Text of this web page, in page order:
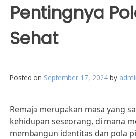
Pentingnya
Sehat
Posted on September 17, 2024 by
Remaja merupakan masa yang
kehidupan seseorang, di mana
membangun identitas dan pola